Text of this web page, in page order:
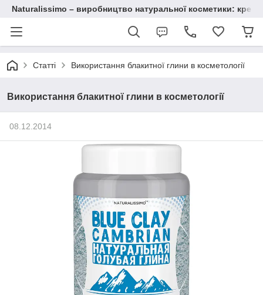
Naturalissimo – виробництво натуральної косметики:
Статті Використання блакитної глини в косметології
Використання блакитної глини в косметології
08.12.2014